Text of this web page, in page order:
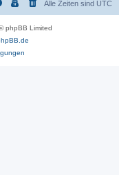
Alle Zeiten sind UTC
phpBB Limited